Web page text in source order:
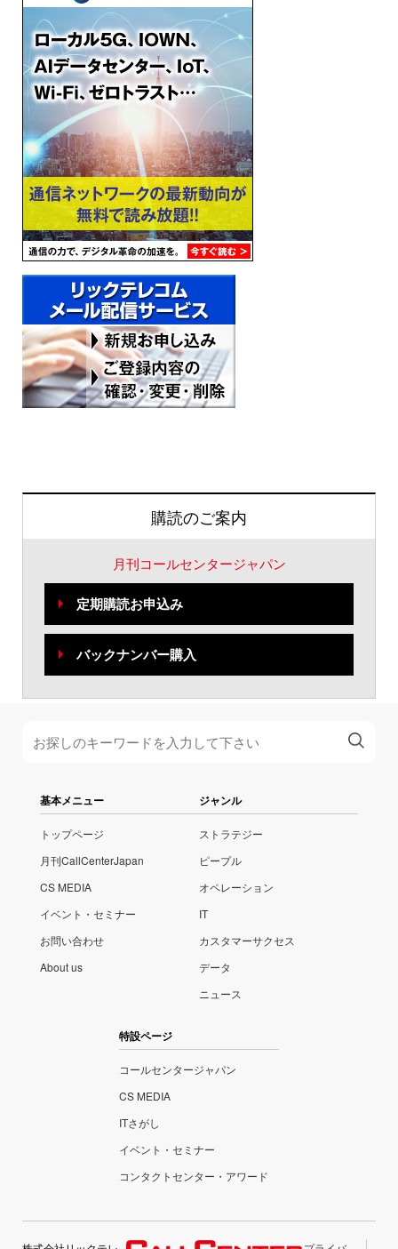
購読のご案内
月刊コールセンタージャパン
定期購読お申込み
バックナンバー購入
基本メニュー
トップページ
月刊CallCenterJapan
CS MEDIA
イベント・セミナー
お問い合わせ
About us
ジャンル
ストラテジー
ピープル
オペレーション
IT
カスタマーサクセス
データ
ニュース
特設ページ
コールセンタージャパン
CS MEDIA
ITさがし
イベント・セミナー
コンタクトセンター・アワード